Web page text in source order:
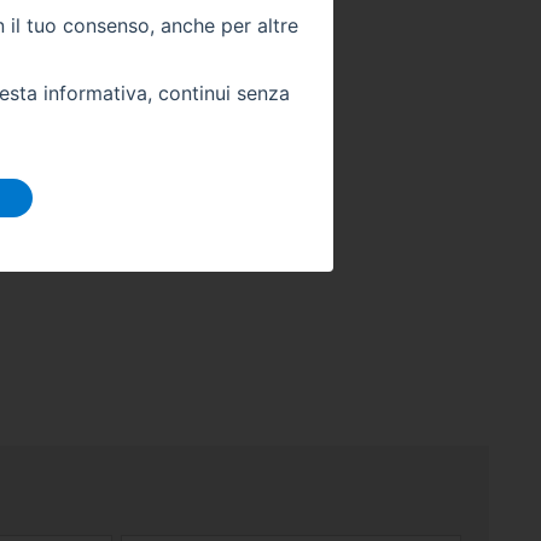
Colore Interno -nero
tuo consenso, anche per altre
informativa, continui senza